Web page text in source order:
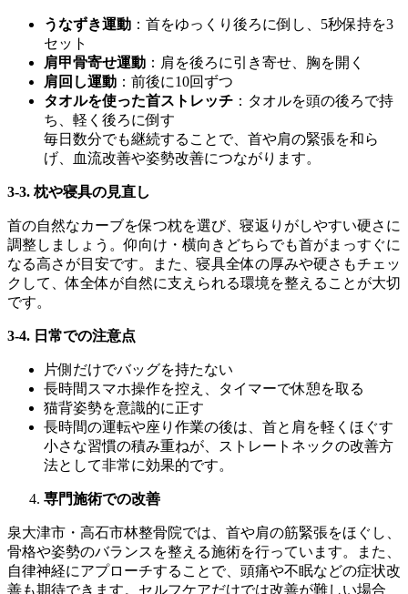
うなずき運動 ：首をゆっくり後ろに倒し、5秒保持を3
セット
肩甲骨寄せ運動 ：肩を後ろに引き寄せ、胸を開く
肩回し運動 ：前後に10回ずつ
タオルを使った首ストレッチ ：タオルを頭の後ろで持
ち、軽く後ろに倒す
毎日数分でも継続することで、首や肩の緊張を和ら
げ、血流改善や姿勢改善につながります。
3-3. 枕や寝具の見直し
首の自然なカーブを保つ枕を選び、寝返りがしやすい硬さに
調整しましょう。仰向け・横向きどちらでも首がまっすぐに
なる高さが目安です。また、寝具全体の厚みや硬さもチェッ
クして、体全体が自然に支えられる環境を整えることが大切
です。
3-4. 日常での注意点
片側だけでバッグを持たない
長時間スマホ操作を控え、タイマーで休憩を取る
猫背姿勢を意識的に正す
長時間の運転や座り作業の後は、首と肩を軽くほぐす
小さな習慣の積み重ねが、ストレートネックの改善方
法として非常に効果的です。
専門施術での改善
泉大津市・高石市林整骨院では、首や肩の筋緊張をほぐし、
骨格や姿勢のバランスを整える施術を行っています。また、
自律神経にアプローチすることで、頭痛や不眠などの症状改
善も期待できます。セルフケアだけでは改善が難しい場合